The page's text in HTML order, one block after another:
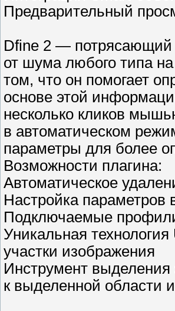
Предварительный
Dfine 2 — потрясающий
от шума любого типа
том, что он помогает
основе этой
несколько кликов
в автоматическом
параметры для более
Возможности плагина:
Автоматическое
Настройка параметров
Подключаемые
Уникальная
участки изображения
Инструмент
к выделенной области